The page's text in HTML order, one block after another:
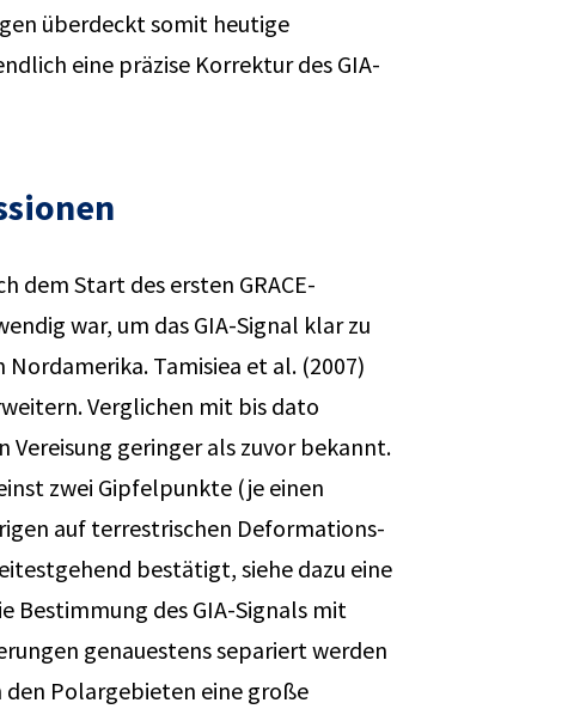
überdeckt somit heutige
eine präzise Korrektur des GIA-
dem Start des ersten GRACE-
war, um das GIA-Signal klar zu
Tamisiea et al. (2007)
Verglichen mit bis dato
geringer als zuvor bekannt.
zwei Gipfelpunkte (je einen
auf terrestrischen Deformations-
bestätigt, siehe dazu eine
Bestimmung des GIA-Signals mit
genauestens separiert werden
den Polargebieten eine große